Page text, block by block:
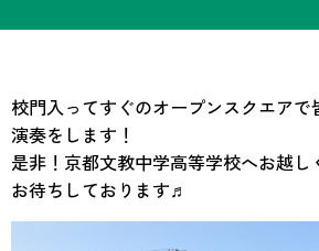
校門入ってすぐのオープンスクエアで
演奏をします！
是非！京都文教中学高等学校へお越
お待ちしております♬